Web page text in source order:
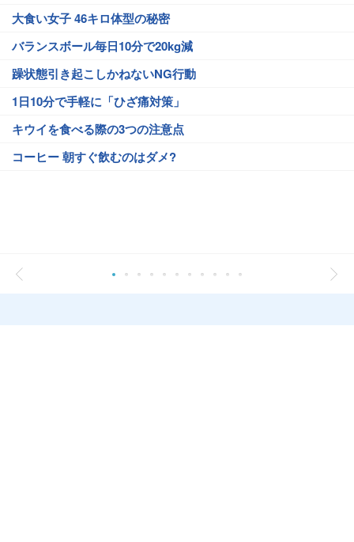
大食い女子 46キロ体型の秘密
バランスボール毎日10分で20kg減
躁状態引き起こしかねないNG行動
1日10分で手軽に「ひざ痛対策」
キウイを食べる際の3つの注意点
コーヒー 朝すぐ飲むのはダメ?